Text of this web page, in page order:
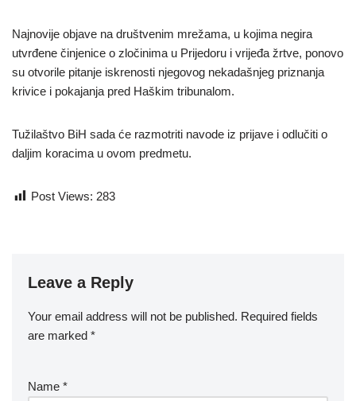
Najnovije objave na društvenim mrežama, u kojima negira
utvrđene činjenice o zločinima u Prijedoru i vrijeđa žrtve, ponovo
su otvorile pitanje iskrenosti njegovog nekadašnjeg priznanja
krivice i pokajanja pred Haškim tribunalom.
Tužilaštvo BiH sada će razmotriti navode iz prijave i odlučiti o
daljim koracima u ovom predmetu.
Post Views: 283
Leave a Reply
Your email address will not be published. Required fields
are marked *
Name *